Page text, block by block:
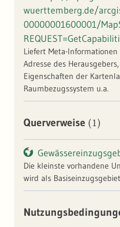
wuerttemberg.de/
00000001600001/
Liefert Meta-Informationen
Adresse des
Eigenschaften der
Raumbezugssystem u.a.
Querverweise (1)
Die kleinste vorhandene
wird als
für ganz Baden-
Quell-, Zwischen- und